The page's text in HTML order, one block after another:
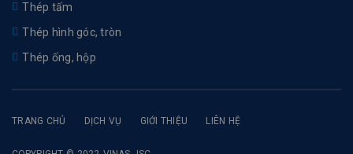
Thép tấm
Thép hình góc, tròn
Thép ống, hộp
TRANG CHỦ DỊCH VỤ GIỚI THIỆU LIÊN HỆ